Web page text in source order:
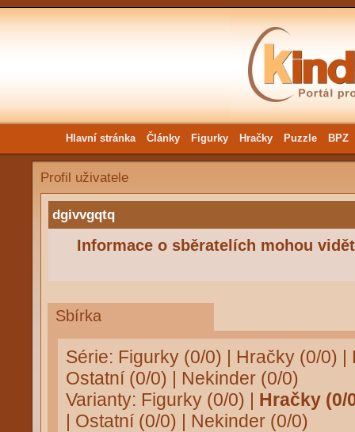
Hlavní stránka Články Figurky Hračky Puzzle BPZ
Profil uživatele
dgivvgqtq
Informace o sběratelích mohou
Sbírka
Série: Figurky (0/0) | Hračky (0/0) |
Ostatní (0/0) | Nekinder (0/0)
Varianty: Figurky (0/0) | Hračky (0/
| Ostatní (0/0) | Nekinder (0/0)